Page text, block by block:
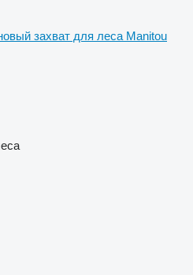
захват для леса Manitou